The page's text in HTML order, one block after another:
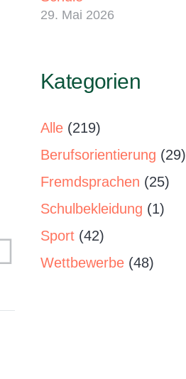
29. Mai 2026
Kategorien
Alle (219)
Berufsorientierung (29)
Fremdsprachen (25)
Schulbekleidung (1)
Sport (42)
Wettbewerbe (48)